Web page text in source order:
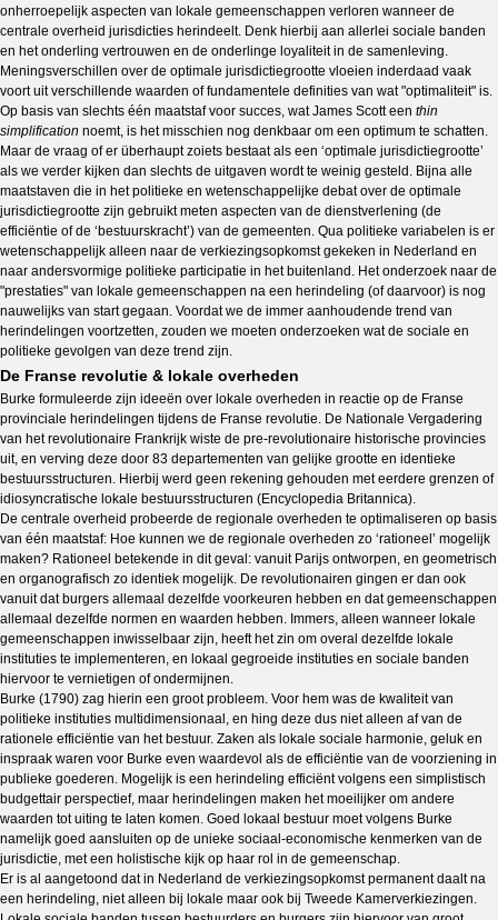
onherroepelijk aspecten van lokale gemeenschappen verloren wanneer de
centrale overheid jurisdicties herindeelt. Denk hierbij aan allerlei sociale banden
en het onderling vertrouwen en de onderlinge loyaliteit in de samenleving.
Meningsverschillen over de optimale jurisdictiegrootte vloeien inderdaad vaak
voort uit verschillende waarden of fundamentele definities van wat "optimaliteit" is.
Op basis van slechts één maatstaf voor succes, wat James Scott een thin
simplification noemt, is het misschien nog denkbaar om een optimum te schatten.
Maar de vraag of er überhaupt zoiets bestaat als een ‘optimale jurisdictiegrootte’
als we verder kijken dan slechts de uitgaven wordt te weinig gesteld. Bijna alle
maatstaven die in het politieke en wetenschappelijke debat over de optimale
jurisdictiegrootte zijn gebruikt meten aspecten van de dienstverlening (de
efficiëntie of de ‘bestuurskracht’) van de gemeenten. Qua politieke variabelen is er
wetenschappelijk alleen naar de verkiezingsopkomst gekeken in Nederland en
naar andersvormige politieke participatie in het buitenland. Het onderzoek naar de
"prestaties" van lokale gemeenschappen na een herindeling (of daarvoor) is nog
nauwelijks van start gegaan. Voordat we de immer aanhoudende trend van
herindelingen voortzetten, zouden we moeten onderzoeken wat de sociale en
politieke gevolgen van deze trend zijn.
De Franse revolutie & lokale overheden
Burke formuleerde zijn ideeën over lokale overheden in reactie op de Franse
provinciale herindelingen tijdens de Franse revolutie. De Nationale Vergadering
van het revolutionaire Frankrijk wiste de pre-revolutionaire historische provincies
uit, en verving deze door 83 departementen van gelijke grootte en identieke
bestuursstructuren. Hierbij werd geen rekening gehouden met eerdere grenzen of
idiosyncratische lokale bestuursstructuren (Encyclopedia Britannica).
De centrale overheid probeerde de regionale overheden te optimaliseren op basis
van één maatstaf: Hoe kunnen we de regionale overheden zo ‘rationeel’ mogelijk
maken? Rationeel betekende in dit geval: vanuit Parijs ontworpen, en geometrisch
en organografisch zo identiek mogelijk. De revolutionairen gingen er dan ook
vanuit dat burgers allemaal dezelfde voorkeuren hebben en dat gemeenschappen
allemaal dezelfde normen en waarden hebben. Immers, alleen wanneer lokale
gemeenschappen inwisselbaar zijn, heeft het zin om overal dezelfde lokale
instituties te implementeren, en lokaal gegroeide instituties en sociale banden
hiervoor te vernietigen of ondermijnen.
Burke (1790) zag hierin een groot probleem. Voor hem was de kwaliteit van
politieke instituties multidimensionaal, en hing deze dus niet alleen af van de
rationele efficiëntie van het bestuur. Zaken als lokale sociale harmonie, geluk en
inspraak waren voor Burke even waardevol als de efficiëntie van de voorziening in
publieke goederen. Mogelijk is een herindeling efficiënt volgens een simplistisch
budgettair perspectief, maar herindelingen maken het moeilijker om andere
waarden tot uiting te laten komen. Goed lokaal bestuur moet volgens Burke
namelijk goed aansluiten op de unieke sociaal-economische kenmerken van de
jurisdictie, met een holistische kijk op haar rol in de gemeenschap.
Er is al aangetoond dat in Nederland de verkiezingsopkomst permanent daalt na
een herindeling, niet alleen bij lokale maar ook bij Tweede Kamerverkiezingen.